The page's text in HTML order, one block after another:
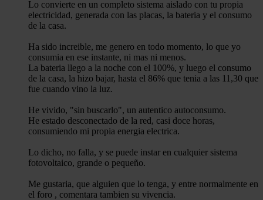
Lo convierte en un completo sistema aislado con tu propia
electricidad, generada con las placas, la bateria y el consumo
de la casa.
Ha sido increible, me genero en todo momento, lo que yo
consumia en ese instante, ni mas ni menos.
La bateria llego a la noche con el 100%, y luego el consumo
de la casa, la hizo bajar, hasta el 86% que tenia a las 11,30 que
fue cuando vino la luz.
He vivido, "sin buscarlo", un autentico autoconsumo.
He estado desconectado de la red, casi doce horas,
consumiendo mi propia energia electrica.
Lo dicho, no falla, y se puede instar en cualquier sistema
fotovoltaico, grande o pequeño.
Me gustaria, que alguien que lo tenga, y entre normalmente en
el foro , comentara tambien su vivencia.